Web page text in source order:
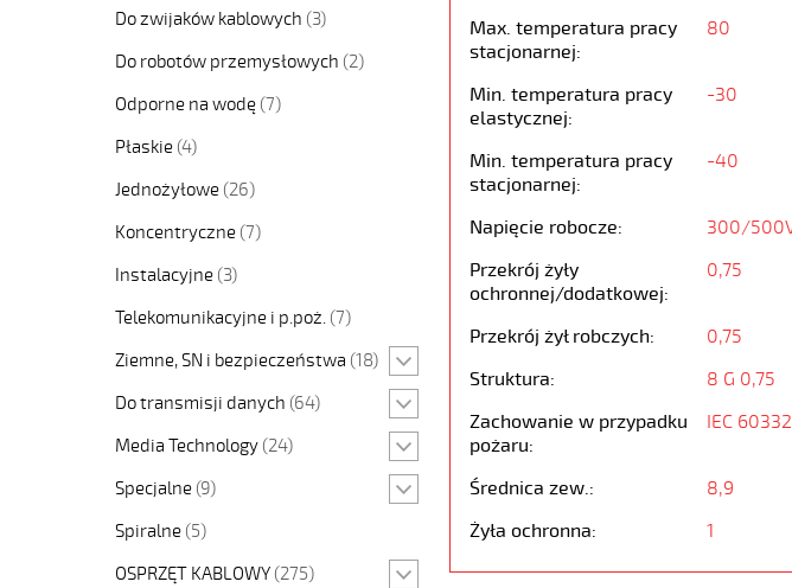
Do zwijaków kablowych (3)
Do robotów przemysłowych (2)
Odporne na wodę (7)
Płaskie (4)
Jednożyłowe (26)
Koncentryczne (7)
Instalacyjne (3)
Telekomunikacyjne i p.poż. (7)
Ziemne, SN i bezpieczeństwa (18)
Do transmisji danych (64)
Media Technology (24)
Specjalne (9)
Spiralne (5)
OSPRZĘT KABLOWY (275)
Max. temperatura pracy
stacjonarnej:
80
Min. temperatura pracy
elastycznej:
-30
Min. temperatura pracy
stacjonarnej:
-40
Napięcie robocze:
300/
Przekrój żyły
ochronnej/dodatkowej:
0,75
Przekrój żył robczych:
0,75
Struktura:
8 G 0,75
Zachowanie w przypadku
pożaru:
IEC
Średnica zew.:
8,9
Żyła ochronna:
1